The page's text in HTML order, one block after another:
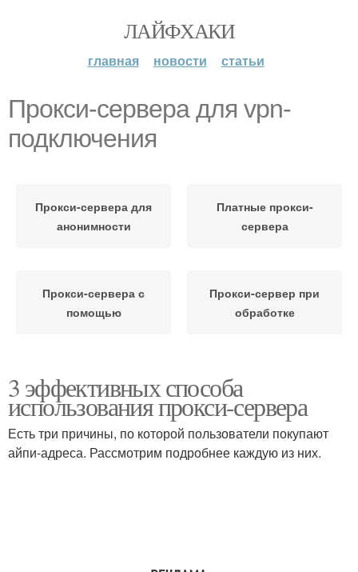
ЛАЙФХАКИ
главная новости статьи
Прокси-сервера для vpn-
подключения
Прокси-сервера для
анонимности
Платные прокси-
сервера
Прокси-сервера с
помощью
Прокси-сервер при
обработке
3 эффективных способа
использования прокси-сервера
Есть три причины, по которой пользователи покупают
айпи-адреса. Рассмотрим подробнее каждую из них.